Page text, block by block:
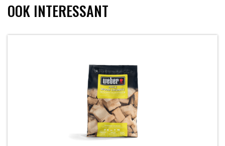
OOK INTERESSANT